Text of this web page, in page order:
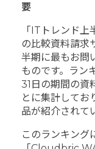
要
「ITトレンド
の比較資料請求
半期に最もお問
ものです。ラン
31日の期間の資
とに集計してお
品が紹介されて
このランキング